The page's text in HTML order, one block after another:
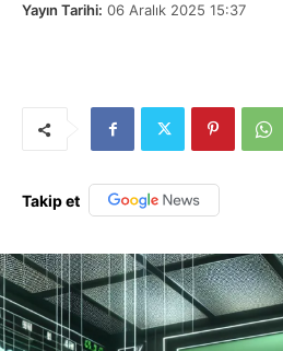
Yayın Tarihi: 06 Aralık 2025 15:37
Takip et